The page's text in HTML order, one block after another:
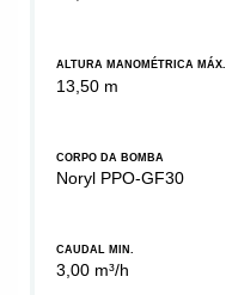
ALTURA MANOMÉTRICA MÁX.
13,50 m
CORPO DA BOMBA
Noryl PPO-GF30
CAUDAL MIN.
3,00 m³/h